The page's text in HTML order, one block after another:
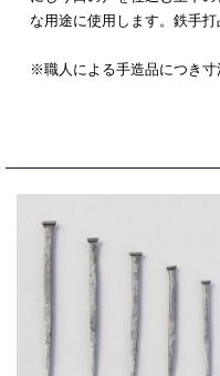
な用途に使用します。鉄手打
※職人による手造品につき寸